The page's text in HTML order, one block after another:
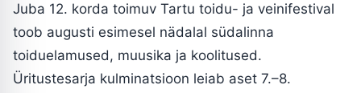
Juba 12. korda toimuv Tartu toidu- ja veinifestival
toob augusti esimesel nädalal südalinna
toiduelamused, muusika ja koolitused.
Üritustesarja kulminatsioon leiab aset 7.–8.